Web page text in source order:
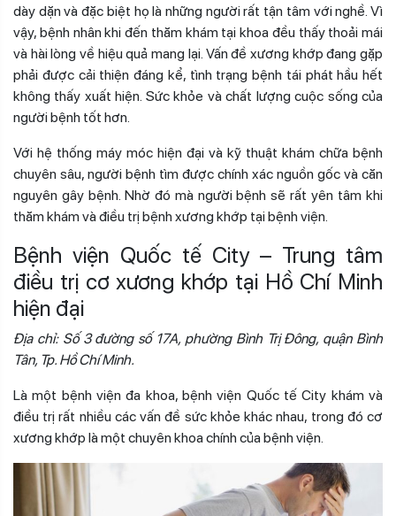
dày dặn và đặc biệt họ là những người rất tận tâm với nghề. Vì
vậy, bệnh nhân khi đến thăm khám tại khoa đều thấy thoải mái
và hài lòng về hiệu quả mang lại. Vấn đề xương khớp đang gặp
phải được cải thiện đáng kể, tình trạng bệnh tái phát hầu hết
không thấy xuất hiện. Sức khỏe và chất lượng cuộc sống của
người bệnh tốt hơn.
Với hệ thống máy móc hiện đại và kỹ thuật khám chữa bệnh
chuyên sâu, người bệnh tìm được chính xác nguồn gốc và căn
nguyên gây bệnh. Nhờ đó mà người bệnh sẽ rất yên tâm khi
thăm khám và điều trị bệnh xương khớp tại bệnh viện.
Bệnh viện Quốc tế City – Trung tâm
điều trị cơ xương khớp tại Hồ Chí Minh
hiện đại
Địa chỉ: Số 3 đường số 17A, phường Bình Trị Đông, quận Bình
Tân, Tp. Hồ Chí Minh.
Là một bệnh viện đa khoa, bệnh viện Quốc tế City khám và
điều trị rất nhiều các vấn đề sức khỏe khác nhau, trong đó cơ
xương khớp là một chuyên khoa chính của bệnh viện.